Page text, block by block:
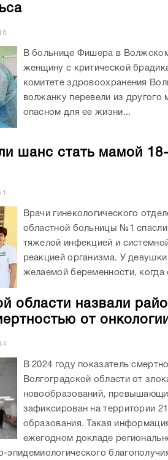
В больнице Фишера в
женщину с критической
комитете здровоохранения
волжанку перевели из другого
опасном для ее жизни...
шанс стать мамой
Врачи гинекологического
областной больницы №1
тяжелой инфекцией и
реакцией организма. У
желаемой беременности, когда
области назвали
от
В 2024 году показатель
Волгоградской области от
новообразований,
зафиксирован на территории
образования. Такая
ежегодном докладе
эпидемиологического